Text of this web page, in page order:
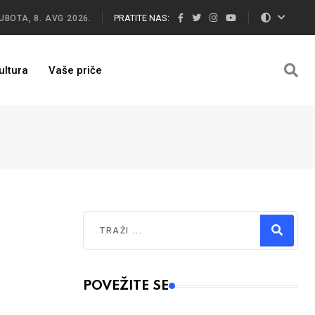
8. AVG 2026. PRATITE NAS:
Vaše priče
Type 2 or more characters for results.
POVEŽITE SE